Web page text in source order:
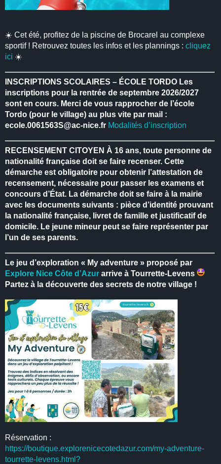
☀️ Cet été, profitez de la piscine de Brocarel au complexe
sportif ! Retrouvez toutes les infos et les plannings :cliquez
ici ☀️
INSCRIPTIONS SCOLAIRES – ÉCOLE TORDO Les
inscriptions pour la rentrée de septembre 2026/2027
sont en cours. Merci de vous rapprocher de l’école
Tordo (pour le village) au plus vite par mail :
ecole.0061563S@ac-nice.fr Modalités d’inscription
RECENSEMENT CITOYEN À 16 ans, toute personne de
nationalité française doit se faire recenser. Cette
démarche est obligatoire pour obtenir l’attestation de
recensement, nécessaire pour passer les examens et
concours d’État. La démarche doit se faire à la mairie
avec les documents suivants : pièce d’identité prouvant
la nationalité française, livret de famille et justificatif de
domicile. Le jeune mineur peut se faire représenter par
l’un de ses parents.
Le jeu d’exploration « My adventure » proposé par
Explore Nice Côte d’Azur arrive à Tourrette-Levens
Partez à la découverte des secrets de notre village !
Réservation :
https://boutique.explorenicecotedazur.com/my-adventure-
tourrette-levens.html?